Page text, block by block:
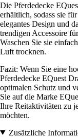
Die Pferdedecke
erhältlich, sodass sie
elegantes Design und
trendigen Accessoire
Waschen Sie sie
Luft trocknen.
Fazit: Wenn Sie eine
Pferdedecke EQuest
optimalen Schutz und
Sie auf die Marke
Ihre Reitaktivitäten zu
möchten.
Zusätzliche